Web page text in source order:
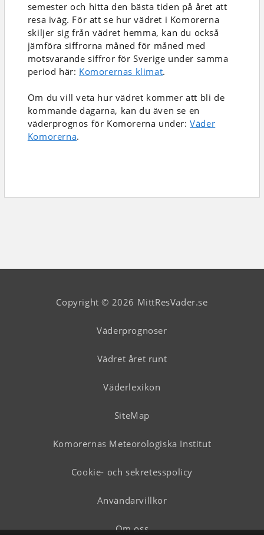
semester och hitta den bästa tiden på året att
resa iväg. För att se hur vädret i Komorerna
skiljer sig från vädret hemma, kan du också
jämföra siffrorna måned för måned med
motsvarande siffror för Sverige under samma
period här: Komorernas klimat.
Om du vill veta hur vädret kommer att bli de
kommande dagarna, kan du även se en
väderprognos för Komorerna under:Väder
Komorerna.
Copyright © 2026 MittResVader.se
Väderprognoser
Vädret året runt
Väderlexikon
SiteMap
Komorernas Meteorologiska Institut
Cookie- och sekretesspolicy
Användarvillkor
Om oss